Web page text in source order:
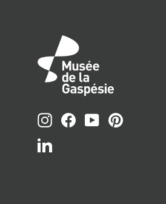
InstagramFacebook
YouTubePinterest
LinkedIn